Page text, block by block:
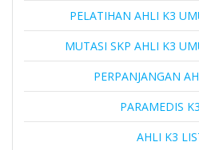
PELATIHAN AHLI K3
MUTASI SKP AHLI K3
PERPANJANGAN
PARAMEDIS
AHLI K3